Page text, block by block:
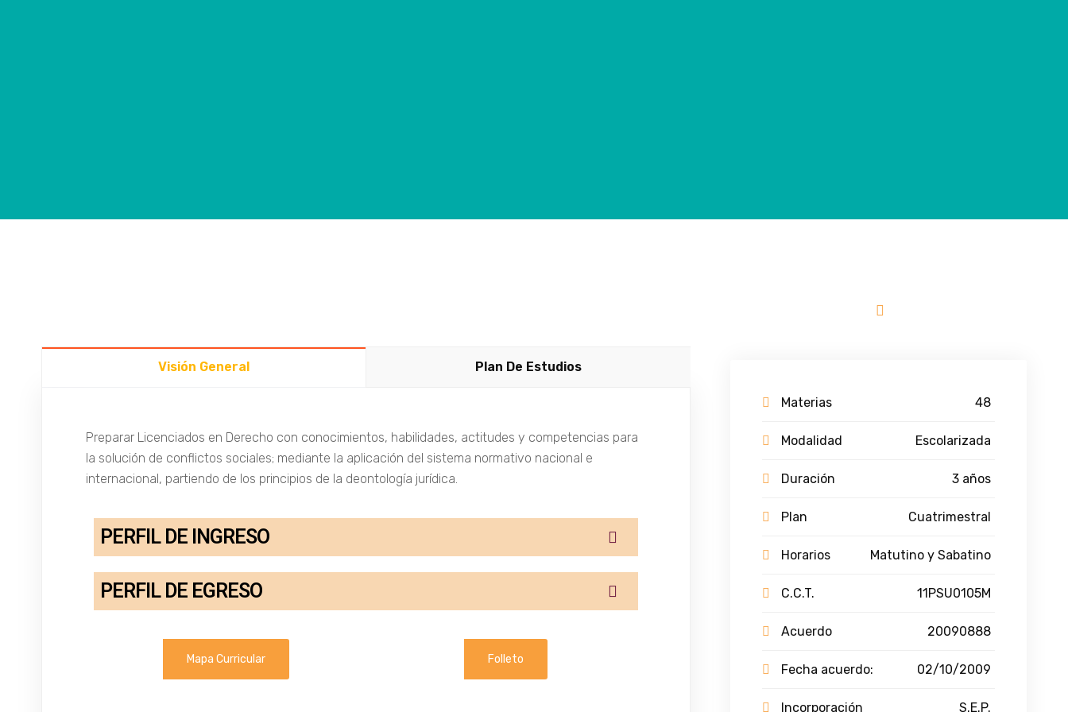
Visión General Plan De Estudios
Preparar Licenciados en Derecho con conocimientos, habilidades, actitudes y competencias para
la solución de conflictos sociales; mediante la aplicación del sistema normativo nacional e
internacional, partiendo de los principios de la deontología jurídica.
PERFIL DE INGRESO
PERFIL DE EGRESO
Materias 48
Modalidad Escolarizada
Duración 3 años
Plan Cuatrimestral
Horarios Matutino y Sabatino
C.C.T. 11PSU0105M
Acuerdo 20090888
Fecha acuerdo: 02/10/2009
Incorporación S.E.P.